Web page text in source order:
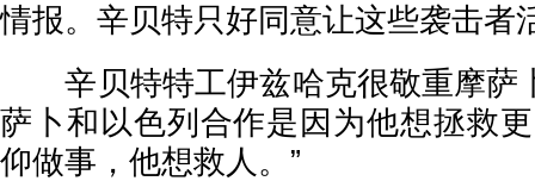
情报。辛贝特只好同意让这些袭击者
辛贝特特工伊兹哈克很敬重摩萨
萨卜和以色列合作是因为他想拯救
仰做事，他想救人。”